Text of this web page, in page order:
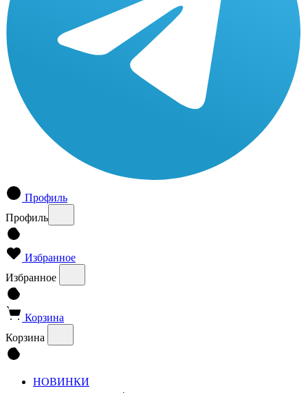
Профиль
Профиль
Избранное
Избранное
Корзина
Корзина
НОВИНКИ